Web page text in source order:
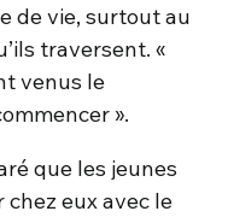
de vie, surtout au
traversent. «
venus le
».
que les jeunes
eux avec le